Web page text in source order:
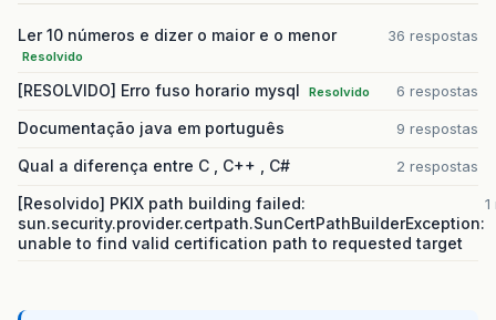
Ler 10 números e dizer o maior e o menor
Resolvido
36 respostas
[RESOLVIDO] Erro fuso horario mysql Resolvido 6 respostas
Documentação java em português 9 respostas
Qual a diferença entre C , C++ , C# 2 respostas
[Resolvido] PKIX path building failed:
sun.security.provider.certpath.SunCertPathBuilderException:
unable to find valid certification path to requested target